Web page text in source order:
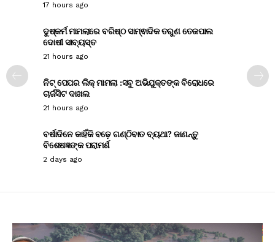
17 hours ago
ଦୁଷ୍କର୍ମ ମାମଲାରେ ବରିଷ୍ଠ ସାମ୍ଵାଦିକ ତରୁଣ ତେଜପାଲ
ଦୋଷୀ ସାବ୍ୟସ୍ତ
21 hours ago
ନିଟ୍ ପେପର ଲିକ୍ ମାମଲା :ସବୁ ଅଭିଯୁକ୍ତଙ୍କ ବିରୋଧରେ
ଚାର୍ଜସିଟ ଦାଖଲ
21 hours ago
ବର୍ଷାଦିନେ କାହିଁକି ବଢ଼େ ଗଣ୍ଠିବାତ ବ୍ୟଥା? ଜାଣନ୍ତୁ
ବିଶେଷଜ୍ଞଙ୍କ ପରାମର୍ଶ
2 days ago